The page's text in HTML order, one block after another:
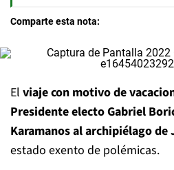
Comparte esta nota:
El viaje con motivo de
Presidente electo Gabriel
Karamanos al archipiélago de
estado exento de polémicas.